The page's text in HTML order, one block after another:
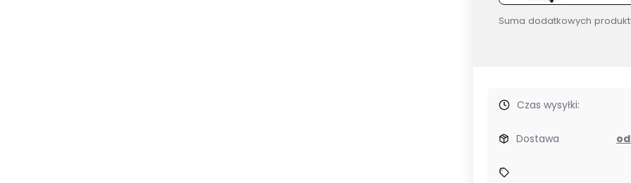
Suma dodatkowych
Czas wysyłki:
Dostawa